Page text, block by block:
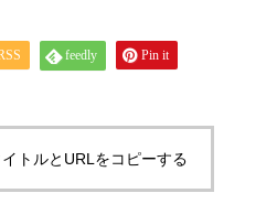
feedly Pin it
トルとURLをコピーする